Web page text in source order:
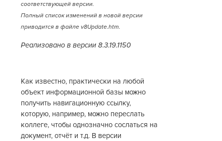
соответствующей версии.
Полный список изменений в новой версии
приводится в файле v8Update.htm.
Реализовано в версии 8.3.19.1150
Как известно, практически на любой
объект информационной базы можно
получить навигационную ссылку,
которую, например, можно переслать
коллеге, чтобы однозначно сослаться на
документ, отчёт и т.д. В версии